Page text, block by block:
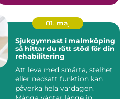
01. maj
Sjukgymnast i malmköping
så hittar du rätt stöd för din
rehabilitering
Att leva med smärta, stelhet
eller nedsatt funktion kan
påverka hela vardagen.